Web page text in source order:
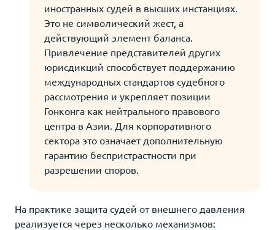
иностранных судей в высших инстанциях.
Это не символический жест, а
действующий элемент баланса.
Привлечение представителей других
юрисдикций способствует поддержанию
международных стандартов судебного
рассмотрения и укрепляет позиции
Гонконга как нейтрального правового
центра в Азии. Для корпоративного
сектора это означает дополнительную
гарантию беспристрастности при
разрешении споров.
На практике защита судей от внешнего давления
реализуется через несколько механизмов: